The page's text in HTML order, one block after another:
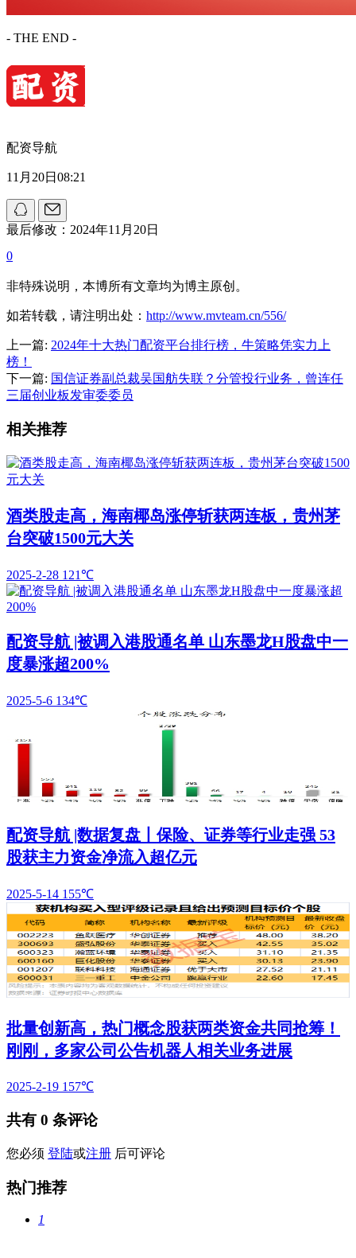
- THE END -
配资导航
11月20日08:21
最后修改：2024年11月20日
0
非特殊说明，本博所有文章均为博主原创。
如若转载，请注明出处： http://www.mvteam.cn/556/
上一篇: 2024年十大热门配资平台排行榜，牛策略凭实力上
榜！
下一篇: 国信证券副总裁吴国舫失联？分管投行业务，曾连任
三届创业板发审委委员
相关推荐
酒类股走高，海南椰岛涨停斩获两连板，贵州茅
台突破1500元大关
2025-2-28 121℃
配资导航 |被调入港股通名单 山东墨龙H股盘中一
度暴涨超200%
2025-5-6 134℃
配资导航 |数据复盘丨保险、证券等行业走强 53
股获主力资金净流入超亿元
2025-5-14 155℃
批量创新高，热门概念股获两类资金共同抢筹！
刚刚，多家公司公告机器人相关业务进展
2025-2-19 157℃
共有 0 条评论
您必须 登陆或注册 后可评论
热门推荐
1